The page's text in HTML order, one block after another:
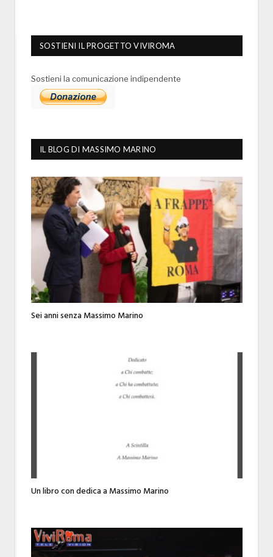
SOSTIENI IL PROGETTO VIVIROMA
Sostieni la comunicazione indipendente
IL BLOG DI MASSIMO MARINO
Sei anni senza Massimo Marino
Un libro con dedica a Massimo Marino